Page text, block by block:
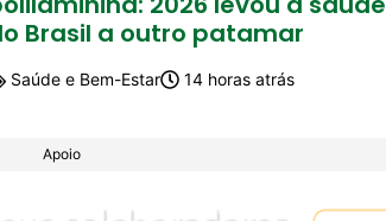
Brasil a outro patamar
Saúde e Bem-Estar 14 horas atrás
Apoio